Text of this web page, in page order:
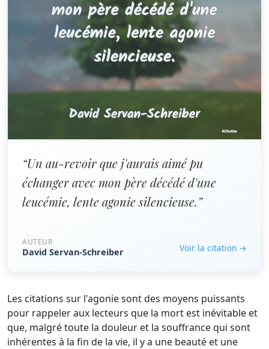
“Un au-revoir que j'aurais aimé pu
échanger avec mon père décédé d'une
leucémie, lente agonie silencieuse.”
AUTEUR
David Servan-Schreiber Voir la citation →
Les citations sur l'agonie sont des moyens puissants
pour rappeler aux lecteurs que la mort est inévitable et
que, malgré toute la douleur et la souffrance qui sont
inhérentes à la fin de la vie, il y a une beauté et une